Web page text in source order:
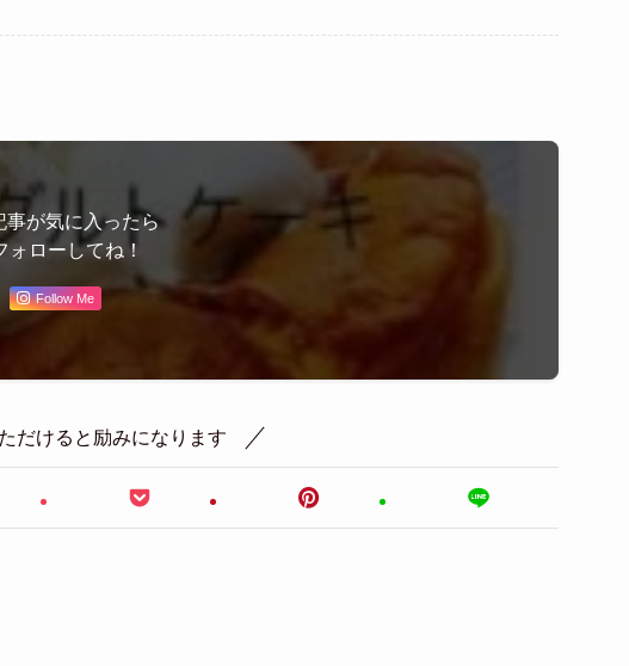
事が気に入ったら
ォローしてね！
Follow Me
だけると励みになります